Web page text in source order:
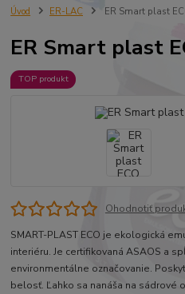
Úvod ER-LAC ER Smart plast
ER Smart plast
TOP produkt
Ohodnotiť
SMART-PLAST ECO je ekologická
interiéru. Je certifikovaná ASAOS a
environmentálne označovanie.
belosť. Ľahko sa nanáša na sádrové